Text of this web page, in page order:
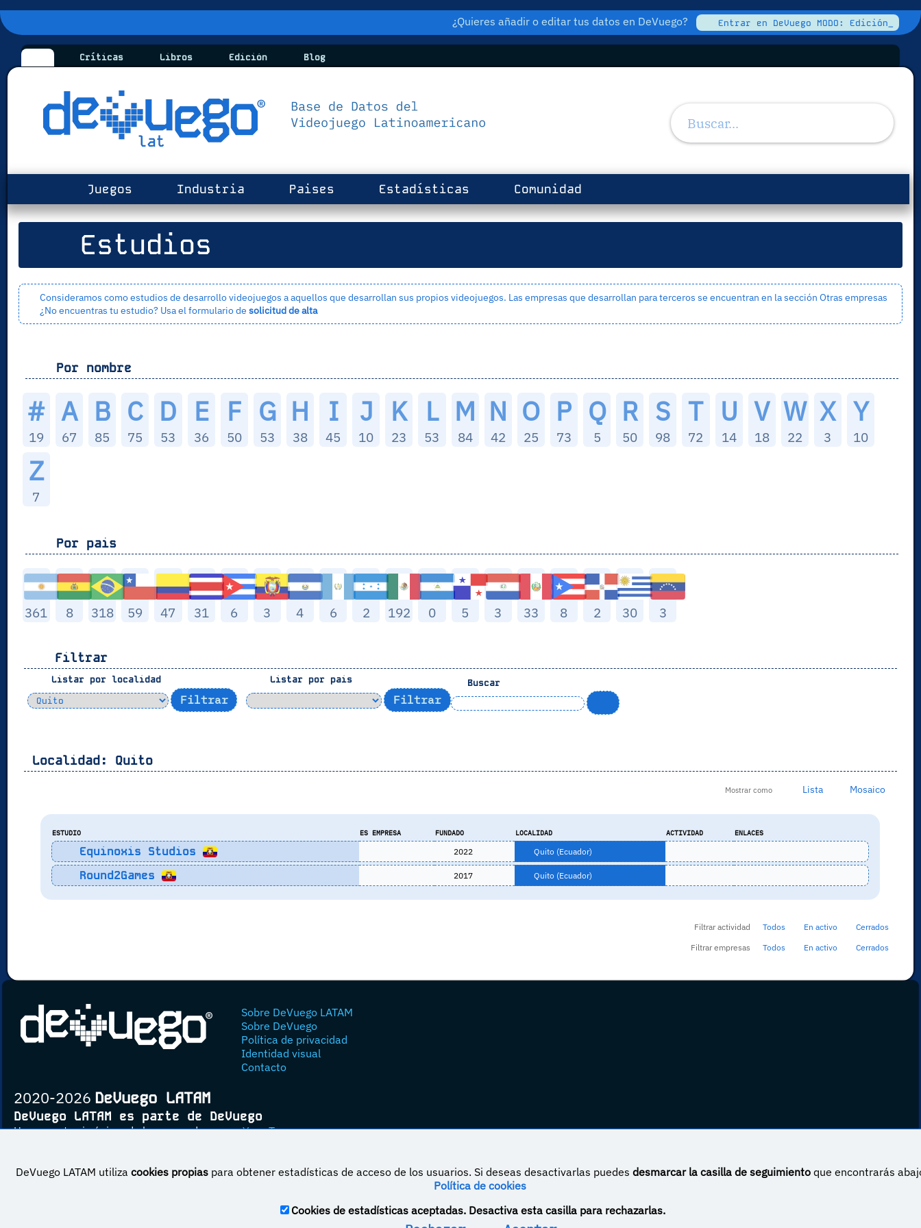
¿Quieres añadir o editar tus datos en DeVuego? Entrar en DeVuego MODO: Edición_
Críticas Libros Edición Blog
Juegos Industria Paises Estadísticas Comunidad
Estudios
Consideramos como estudios de desarrollo videojuegos a aquellos que desarrollan sus propios videojuegos. Las empresas que desarrollan para terceros se encuentran en la secciónOtras empresas
¿No encuentras tu estudio? Usa el formulario desolicitud de alta
Por nombre
#
19
A
67
B
85
C
75
D
53
E
36
F
50
G
53
H
38
I
45
J
10
K
23
L
53
M
84
N
42
O
25
P
73
Q
5
R
50
S
98
T
72
U
14
V
18
W
22
X
3
Y
10
Z
7
Por pais
361 8 318 59 47 31 6 3 4 6 2 192 0 5 3 33 8 2 30 3
Filtrar
Listar por localidad Listar por pais Buscar
Localidad: Quito
Mostrar como Lista Mosaico
ESTUDIO ES EMPRESA FUNDADO LOCALIDAD ACTIVIDAD ENLACES
Equinoxis Studios 2022 Quito (Ecuador)
Round2Games 2017 Quito (Ecuador)
Filtrar actividad Todos En activo
Cerrados
Filtrar empresas
Todos En activo Cerrados
Sobre DeVuego LATAM
Sobre DeVuego
Política de privacidad
Identidad visual
Contacto
2020-2026 DeVuego LATAM
DeVuego LATAM es parte de DeVuego
Un proyecto sin ánimo de lucro creado por Yova Turnes
Esta obra está bajo una licencia de Creative Commons Reconocimiento-NoComercial-CompartirIgual 4.0 Internacional
DeVuego LATAM utiliza cookies propiaspara obtener estadísticas de acceso de los usuarios. Si deseas desactivarlas puedes desmarcar la casilla de seguimientoque encontrarás
Política de cookies
Cookies de estadísticas aceptadas. Desactiva esta casilla para rechazarlas.